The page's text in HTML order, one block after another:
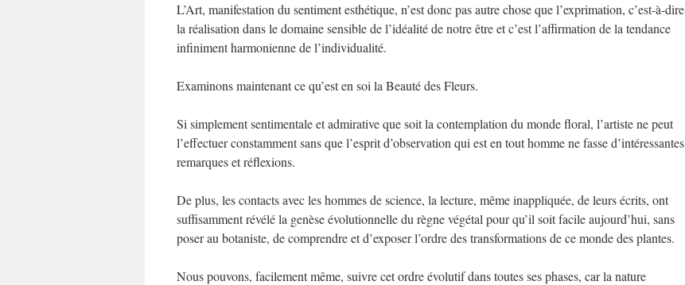
L’Art, manifestation du sentiment esthétique, n’est donc pas autre chose que l’exprimation, c’est-à-dire
la réalisation dans le domaine sensible de l’idéalité de notre être et c’est l’affirmation de la tendance
infiniment harmonienne de l’individualité.
Examinons maintenant ce qu’est en soi la Beauté des Fleurs.
Si simplement sentimentale et admirative que soit la contemplation du monde floral, l’artiste ne peut
l’effectuer constamment sans que l’esprit d’observation qui est en tout homme ne fasse d’intéressantes
remarques et réflexions.
De plus, les contacts avec les hommes de science, la lecture, même inappliquée, de leurs écrits, ont
suffisamment révélé la genèse évolutionnelle du règne végétal pour qu’il soit facile aujourd’hui, sans
poser au botaniste, de comprendre et d’exposer l’ordre des transformations de ce monde des plantes.
Nous pouvons, facilement même, suivre cet ordre évolutif dans toutes ses phases, car la nature